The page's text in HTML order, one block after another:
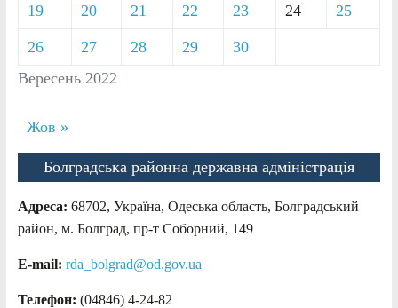
Вересень 2022
19 20 21 22 23 24 25
26 27 28 29 30
Жов »
Болградська районна державна адміністрація
Адреса: 68702, Україна, Одеська область, Болградський
район, м. Болград, пр-т Соборний, 149
E-mail: rda_bolgrad@od.gov.ua
Телефон: (04846) 4-24-82